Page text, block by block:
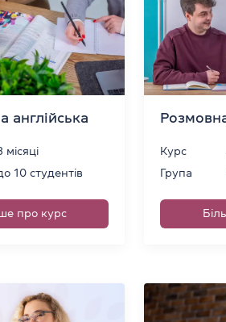
англійська
місяці
10 студентів
про курс
Курс
Група